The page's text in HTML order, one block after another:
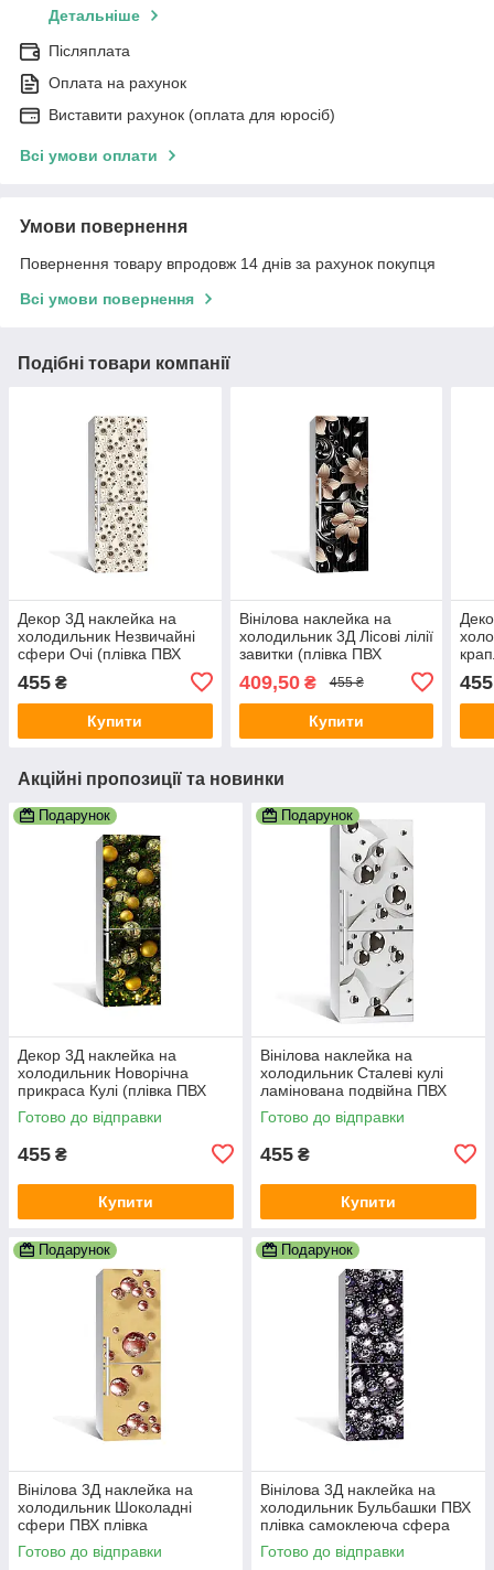
Детальніше
Післяплата
Оплата на рахунок
Виставити рахунок (оплата для юросіб)
Всі умови оплати
Умови повернення
Повернення товару впродовж 14 днів за рахунок покупця
Всі умови повернення
Подібні товари компанії
Декор 3Д наклейка на
холодильник Незвичайні
сфери Очі (плівка ПВХ
фотодрук) 600х1800 мм
Абстракція Бежевий
455 ₴
Купити
Вінілова наклейка на
холодильник 3Д Лісові лілії
завитки (плівка ПВХ
фотодрук) 600х1800 мм
Квіти Чорний
409,50₴ 455 ₴
Купити
455
Акційні пропозиції та новинки
Подарунок
Декор 3Д наклейка на
холодильник Новорічна
прикраса Кулі (плівка ПВХ
фотодрук) 600х1800 мм
Текстури Зелений
Готово до відправки
455 ₴
Купити
Подарунок
Вінілова наклейка на
холодильник Сталеві кулі
ламінована подвійна ПВХ
плівка абстракція сірий
600х1800 мм
Готово до відправки
455 ₴
Купити
Подарунок
Вінілова 3Д наклейка на
холодильник Шоколадні
сфери ПВХ плівка
самоклеюча кулі Абстракція
Бежевий
Готово до відправки
Подарунок
Вінілова 3Д наклейка на
холодильник Бульбашки ПВХ
плівка самоклеюча сфера
вода Текстура Чорний
600х1800 мм
Готово до відправки